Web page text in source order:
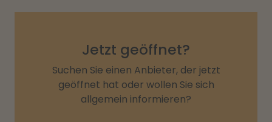
Jetzt geöffnet?
Suchen Sie einen Anbieter, der jetzt
geöffnet hat oder wollen Sie sich
allgemein informieren?